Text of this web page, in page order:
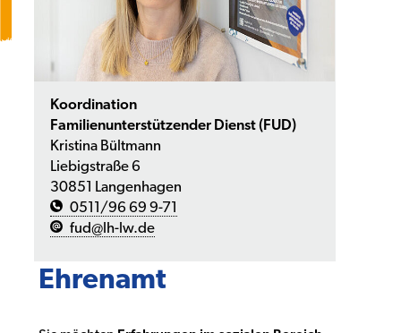
Koordination
Familienunterstützender Dienst (FUD)
Kristina Bültmann
Liebigstraße 6
30851 Langenhagen
0511/96 69 9-71
fud@lh-lw.de
Ehrenamt